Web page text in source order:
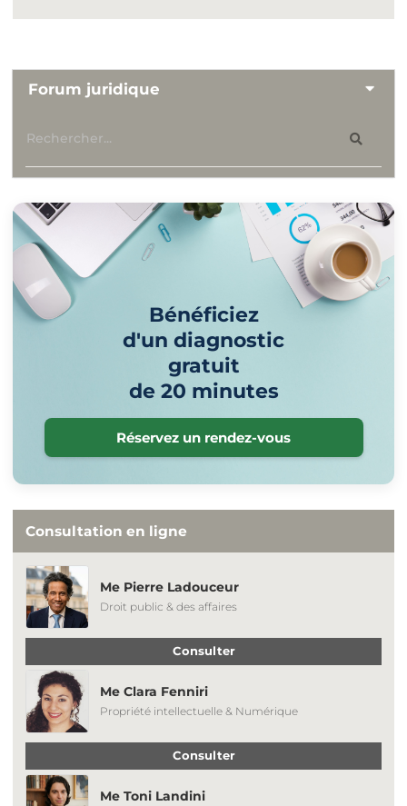
Forum juridique
Bénéficiez
d'un diagnostic
gratuit
de 20 minutes
Réservez un rendez-vous
Consultation en ligne
Me Pierre Ladouceur
Droit public & des affaires
Consulter
Me Clara Fenniri
Propriété intellectuelle & Numérique
Consulter
Me Toni Landini